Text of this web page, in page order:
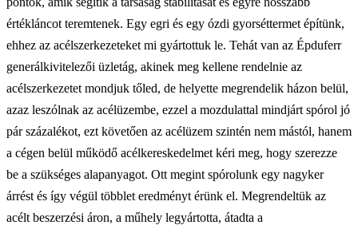
értékláncot teremtenek. Egy egri és egy ózdi gyorséttermet építünk,
ehhez az acélszerkezeteket mi gyártottuk le. Tehát van az Épduferr
generálkivitelezői üzletág, akinek meg kellene rendelnie az
acélszerkezetet mondjuk tőled, de helyette megrendelik házon belül,
azaz leszólnak az acélüzembe, ezzel a mozdulattal mindjárt spórol jó
pár százalékot, ezt követően az acélüzem szintén nem mástól, hanem
a cégen belül működő acélkereskedelmet kéri meg, hogy szerezze
be a szükséges alapanyagot. Ott megint spórolunk egy nagyker
árrést és így végül többlet eredményt érünk el. Megrendeltük az
acélt beszerzési áron, a műhely legyártotta, átadta a